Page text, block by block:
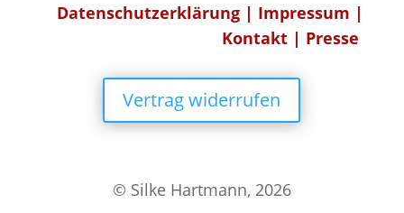
Datenschutzerklärung | Impressum |
Kontakt | Presse
Vertrag widerrufen
© Silke Hartmann, 2026